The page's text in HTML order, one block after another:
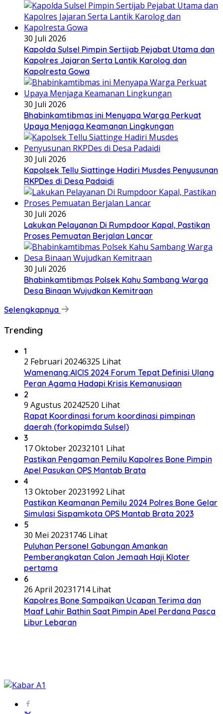
30 Juli 2026
Kapolda Sulsel Pimpin Sertijab Pejabat Utama dan
Kapolres Jajaran Serta Lantik Karolog dan
Kapolresta Gowa
30 Juli 2026
Bhabinkamtibmas ini Menyapa Warga Perkuat
Upaya Menjaga Keamanan Lingkungan
30 Juli 2026
Kapolsek Tellu Siattinge Hadiri Musdes Penyusunan
RKPDes di Desa Padaidi
30 Juli 2026
Lakukan Pelayanan Di Rumpdoor Kapal, Pastikan
Proses Pemuatan Berjalan Lancar
30 Juli 2026
Bhabinkamtibmas Polsek Kahu Sambang Warga
Desa Binaan Wujudkan Kemitraan
Selengkapnya
Trending
1
2 Februari 20246325 Lihat
Wamenang:AICIS 2024 Forum Tepat Definisi Ulang
Peran Agama Hadapi Krisis Kemanusiaan
2
9 Agustus 20242520 Lihat
Rapat Koordinasi forum koordinasi pimpinan
daerah (forkopimda Sulsel)
3
17 Oktober 20232101 Lihat
Pastikan Pengaman Pemilu Kapolres Bone Pimpin
Apel Pasukan OPS Mantab Brata
4
13 Oktober 20231992 Lihat
Pastikan Keamanan Pemilu 2024 Polres Bone Gelar
Simulasi Sispamkota OPS Mantab Brata 2023
5
30 Mei 20231746 Lihat
Puluhan Personel Gabungan Amankan
Pemberangkatan Calon Jemaah Haji Kloter
pertama
6
26 April 20231714 Lihat
Kapolres Bone Sampaikan Ucapan Terima dan
Maaf Lahir Bathin Saat Pimpin Apel Perdana Pasca
Libur Lebaran